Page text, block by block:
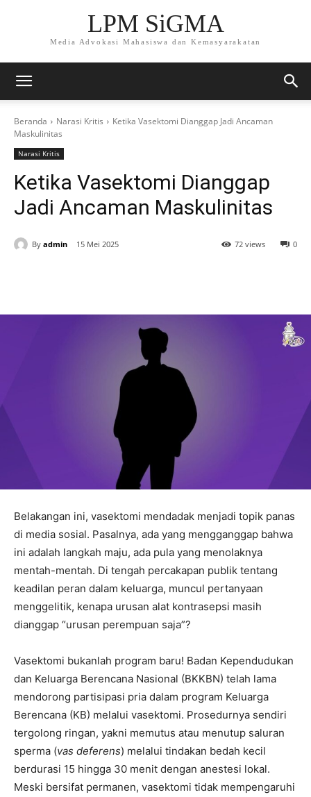
LPM SiGMA
Media Advokasi Mahasiswa dan Kemasyarakatan
Beranda Narasi Kritis
Ketika Vasektomi Dianggap Jadi Ancaman
Maskulinitas
Narasi Kritis
Ketika Vasektomi Dianggap
Jadi Ancaman Maskulinitas
By admin 15 Mei 2025 0
72 views
Belakangan ini, vasektomi mendadak menjadi topik panas
di media sosial. Pasalnya, ada yang mengganggap bahwa
ini adalah langkah maju, ada pula yang menolaknya
mentah-mentah. Di tengah percakapan publik tentang
keadilan peran dalam keluarga, muncul pertanyaan
menggelitik, kenapa urusan alat kontrasepsi masih
dianggap “urusan perempuan saja”?
Vasektomi bukanlah program baru! Badan Kependudukan
dan Keluarga Berencana Nasional (BKKBN) telah lama
mendorong partisipasi pria dalam program Keluarga
Berencana (KB) melalui vasektomi. Prosedurnya sendiri
tergolong ringan, yakni memutus atau menutup saluran
sperma (vas deferens) melalui tindakan bedah kecil
berdurasi 15 hingga 30 menit dengan anestesi lokal.
Meski bersifat permanen, vasektomi tidak mempengaruhi